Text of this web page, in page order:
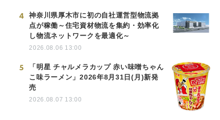
4
神奈川県厚木市に初の自社運営型物流拠
点が稼働～住宅資材物流を集約・効率化
し物流ネットワークを最適化～
2026.08.06 13:00
5
「明星 チャルメラカップ 赤い味噌ちゃん
こ味ラーメン」2026年8月31日(月)新発
売
2026.08.07 13:00